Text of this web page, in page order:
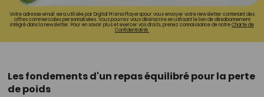
Votre adresse email sera utilisée par Digital Prisma Playerspour vous envoyer votre newsletter contenant des
offres commerciales personnalisées. Vous pourrez vous désinscrire en utilisant le lien de désabonnement
intégré dans la newsletter. Pour en savoir plus et exercer vos droits, prenez connaissance de notreCharte de
Confidentialité.
Les fondements d'un repas équilibré pour la perte
de poids